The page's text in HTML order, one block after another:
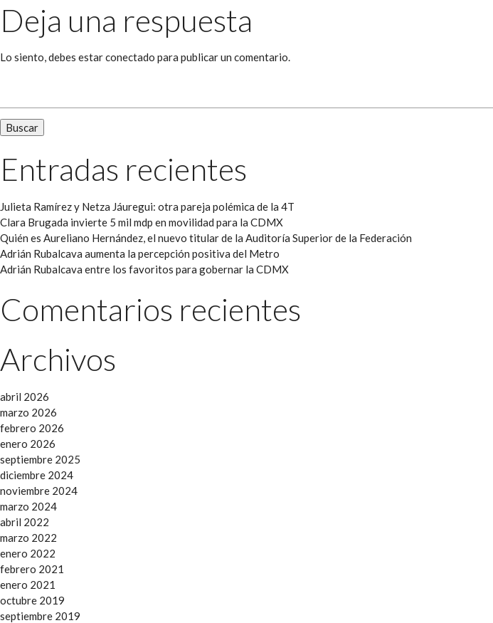
Deja una respuesta
Lo siento, debes estarconectado para publicar un comentario.
Entradas recientes
Julieta Ramírez y Netza Jáuregui: otra pareja polémica de la 4T
Clara Brugada invierte 5 mil mdp en movilidad para la CDMX
Quién es Aureliano Hernández, el nuevo titular de la Auditoría Superior de la Federación
Adrián Rubalcava aumenta la percepción positiva del Metro
Adrián Rubalcava entre los favoritos para gobernar la CDMX
Comentarios recientes
Archivos
abril 2026
marzo 2026
febrero 2026
enero 2026
septiembre 2025
diciembre 2024
noviembre 2024
marzo 2024
abril 2022
marzo 2022
enero 2022
febrero 2021
enero 2021
octubre 2019
septiembre 2019